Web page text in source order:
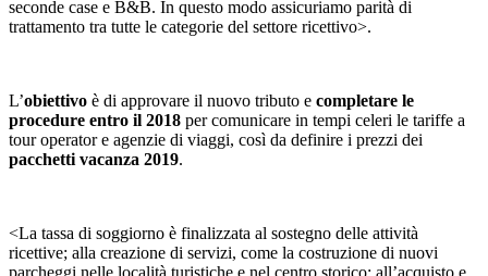
seconde case e B&B. In questo modo assicuriamo parità di
trattamento tra tutte le categorie del settore ricettivo>.
L’obiettivo è di approvare il nuovo tributo e completare le
procedure entro il 2018 per comunicare in tempi celeri le tariffe a
tour operator e agenzie di viaggi, così da definire i prezzi dei
pacchetti vacanza 2019.
<La tassa di soggiorno è finalizzata al sostegno delle attività
ricettive; alla creazione di servizi, come la costruzione di nuovi
parcheggi nelle località turistiche e nel centro storico; all’acquisto e